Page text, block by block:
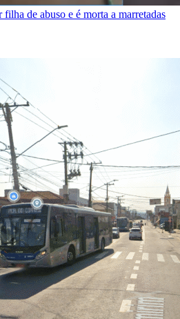
de abuso e é morta a marretadas